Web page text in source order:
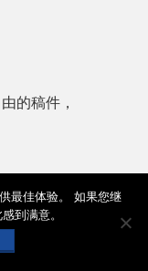
的稿件，
条款
最佳体验。 如果您继
到满意。